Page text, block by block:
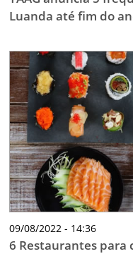
Luanda até fim do
09/08/2022 - 14:36
6 Restaurantes para